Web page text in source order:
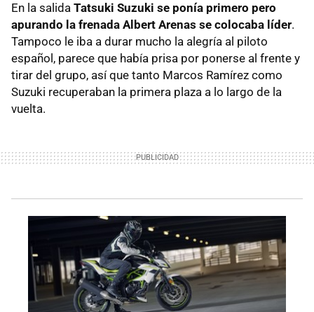
En la salida Tatsuki Suzuki se ponía primero pero
apurando la frenada Albert Arenas se colocaba líder.
Tampoco le iba a durar mucho la alegría al piloto
español, parece que había prisa por ponerse al frente y
tirar del grupo, así que tanto Marcos Ramírez como
Suzuki recuperaban la primera plaza a lo largo de la
vuelta.